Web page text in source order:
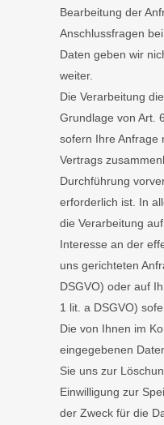
Bearbeitung der
Anschlussfragen
Daten geben wir
weiter.
Die Verarbeitung
Grundlage von Art.
sofern Ihre Anfrage
Vertrags
Durchführung
erforderlich ist. In
die Verarbeitung
Interesse an der
uns gerichteten
DSGVO) oder auf
1 lit. a DSGVO)
Die von Ihnen im
eingegebenen
Sie uns zur
Einwilligung zur
der Zweck für die